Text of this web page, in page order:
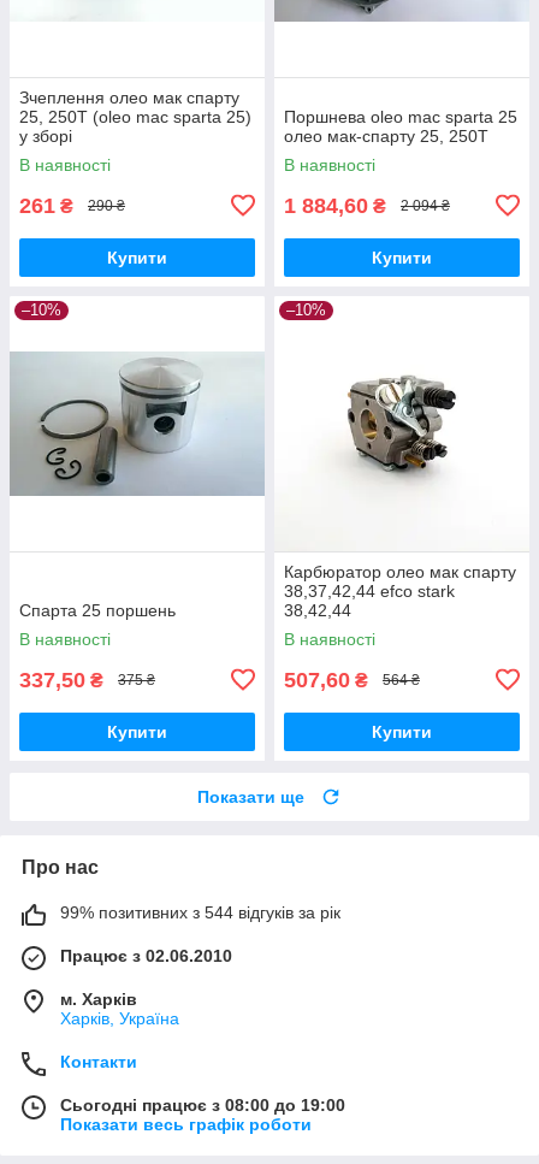
Зчеплення олео мак спарту
25, 250Т (oleo mac sparta 25)
у зборі
В наявності
261 ₴ 290 ₴
Купити
Поршнева oleo mac sparta 25
олео мак-спарту 25, 250Т
В наявності
1 884,60 ₴ 2 094 ₴
Купити
–10%
Спарта 25 поршень
В наявності
337,50 ₴ 375 ₴
Купити
–10%
Карбюратор олео мак спарту
38,37,42,44 efco stark
38,42,44
В наявності
507,60 ₴ 564 ₴
Купити
Показати ще
Про нас
99% позитивних з 544 відгуків за рік
Працює з 02.06.2010
м. Харків
Харків, Україна
Контакти
Сьогодні працює з 08:00 до 19:00
Показати весь графік роботи